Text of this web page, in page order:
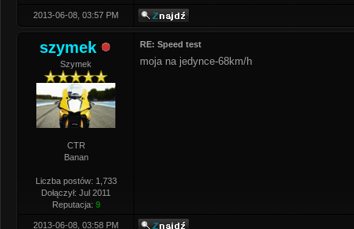
2013-06-08, 03:57 PM
szymek
Szymek
CTR
Banan
Liczba postów: 1,733
Dołączył: Jul 2011
Reputacja: 9
RE: Speed test
moja na jedynce-68km/h
2013-06-08, 03:58 PM